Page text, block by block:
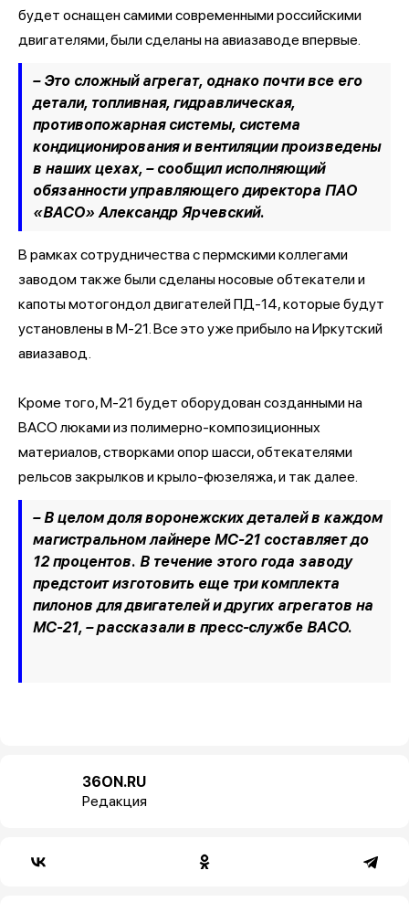
будет оснащен самими современными российскими
двигателями, были сделаны на авиазаводе впервые.
– Это сложный агрегат, однако почти все его
детали, топливная, гидравлическая,
противопожарная системы, система
кондиционирования и вентиляции произведены
в наших цехах, –сообщил исполняющий
обязанности управляющего директора ПАО
«ВАСО» Александр Ярчевский.
В рамках сотрудничества с пермскими коллегами
заводом также были сделаны носовые обтекатели и
капоты мотогондол двигателей ПД-14, которые будут
установлены в М-21. Все это уже прибыло на Иркутский
авиазавод.
Кроме того, М-21 будет оборудован созданными на
ВАСО люками из полимерно-композиционных
материалов, створками опор шасси, обтекателями
рельсов закрылков и крыло-фюзеляжа, и так далее.
– В целом доля воронежских деталей в каждом
магистральном лайнере МС-21 составляет до
12 процентов. В течение этого года заводу
предстоит изготовить еще три комплекта
пилонов для двигателей и других агрегатов на
МС-21, – рассказали в пресс-службе ВАСО.
36ON.RU
Редакция